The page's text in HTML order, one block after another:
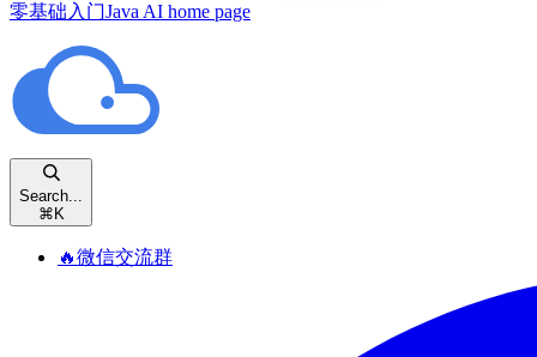
零基础入门Java AI home page
Search...
⌘ K
🔥微信交流群